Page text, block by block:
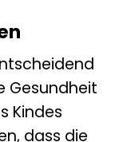
Gesundheit
Kindes
dass die